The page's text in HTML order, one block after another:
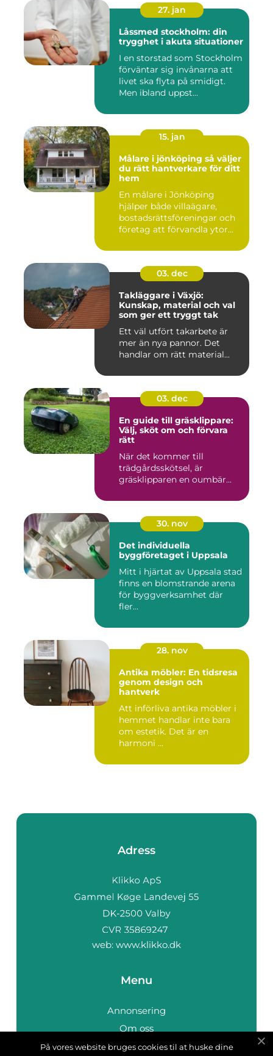
27. jan
Låssmed stockholm: din
trygghet i akuta situationer
I en storstad som Stockholm
förväntar sig invånarna att
livet ska flyta på smidigt.
Men ibland uppst...
15. jan
Målare i jönköping så väljer
du rätt hantverkare för ditt
hem
En målare i Jönköping
hjälper både villaägare,
bostadsrättsföreningar och
företag att förvandla ytor...
03. dec
Takläggare i Växjö:
Kunskap, material och val
som ger ett tryggt tak
Ett väl utfört takarbete är
mer än nya pannor. Det
handlar om rätt material...
03. dec
En guide till gräsklippare:
Välj, sköt om och förvara
rätt
När det kommer till
trädgårdsskötsel, är
gräsklipparen en oumbär...
30. nov
Det individuella
byggföretaget i Uppsala
Mitt i hjärtat av Uppsala stad
finns en blomstrande arena
för byggverksamhet där
fler...
28. nov
Antika möbler: En tidsresa
genom design och
hantverk
Att införliva antika möbler i
hemmet handlar inte bara
om estetik. Det är en
harmoni ...
Adress
web: www.klikko.dk
Menu
Annonsering
Om oss
Cookies
På vores website bruges cookies til at huske dine